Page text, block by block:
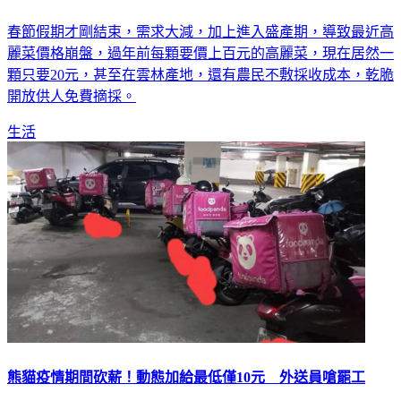
春節假期才剛結束，需求大減，加上進入盛產期，導致最近高
麗菜價格崩盤，過年前每顆要價上百元的高麗菜，現在居然一
顆只要20元，甚至在雲林產地，還有農民不敷採收成本，乾脆
開放供人免費摘採。
生活
熊貓疫情期間砍薪！動態加給最低僅10元 外送員嗆罷工